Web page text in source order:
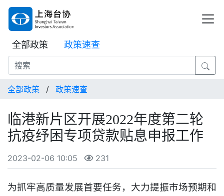
全部政策 政策速查
全部政策 / 政策速查
临港新片区开展2022年度第二轮
抗疫纾困专项贷款贴息申报工作
2023-02-06 10:05 231
为抓牢高质量发展首要任务，大力提振市场预期和